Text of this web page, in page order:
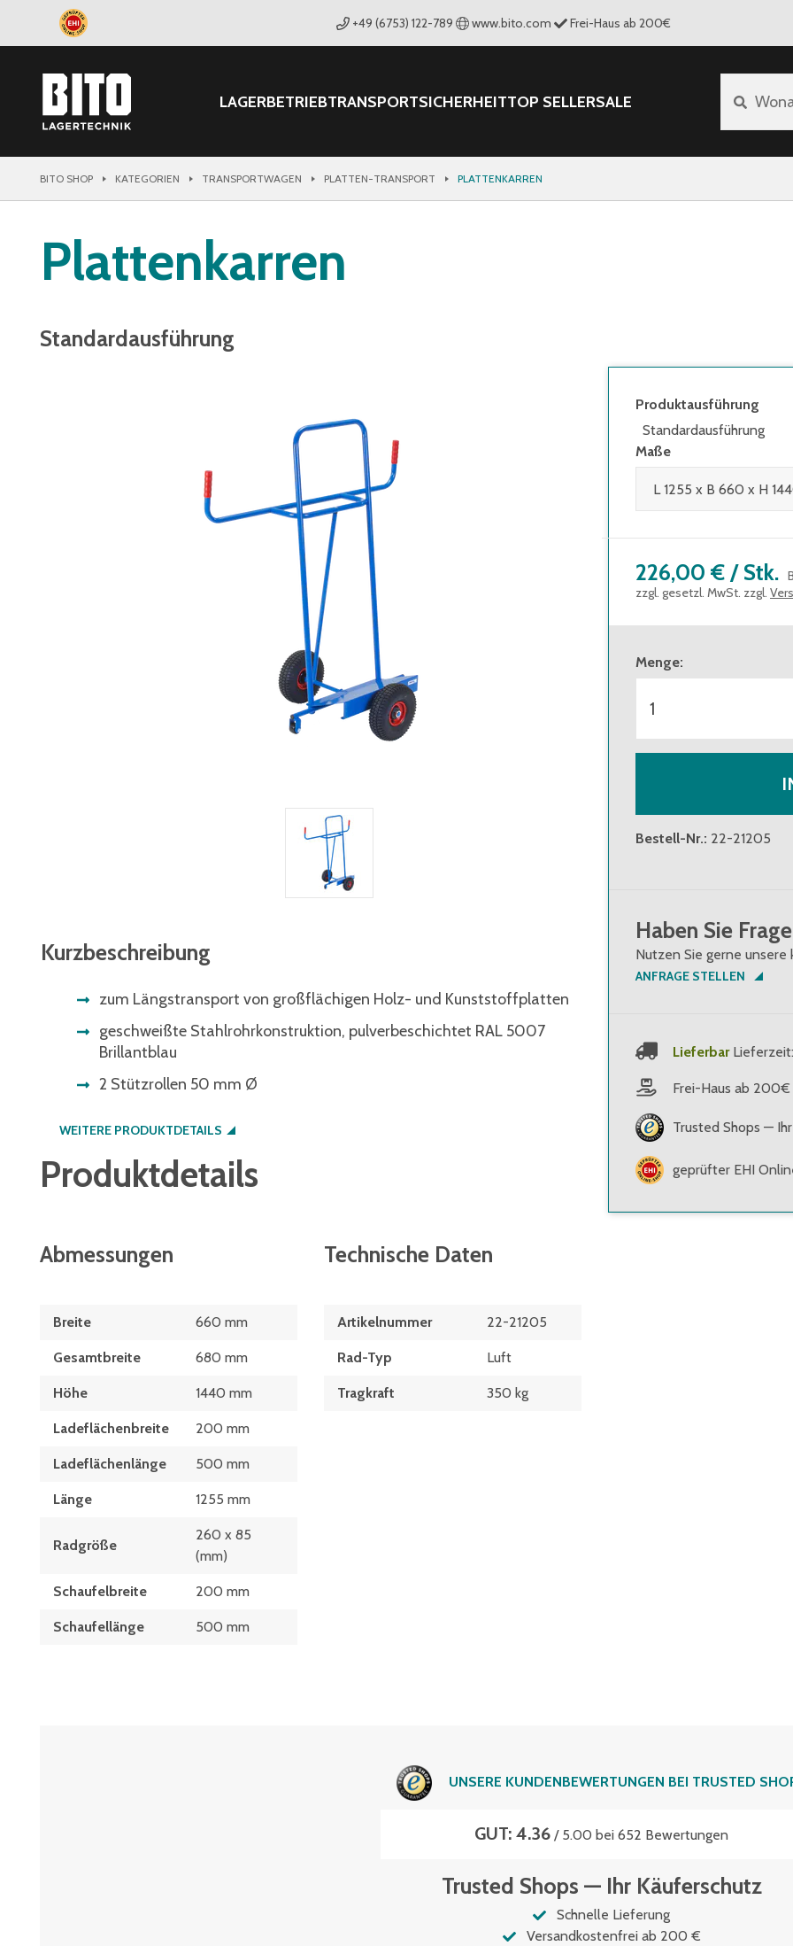
+49 (6753) 122-789 www.bito.com Frei-Haus ab 200€
LAGERBETRIEBTRANSPORTSICHERHEITTOP SELLERSALE
BITO SHOP KATEGORIEN TRANSPORTWAGEN PLATTEN-TRANSPORT PLATTENKARREN
Plattenkarren
Standardausführung
Kurzbeschreibung
zum Längstransport von großflächigen Holz- und Kunststoffplatten
geschweißte Stahlrohrkonstruktion, pulverbeschichtet RAL 5007
Brillantblau
2 Stützrollen 50 mm Ø
WEITERE PRODUKTDETAILS
Produktdetails
Abmessungen
Breite 660 mm
Gesamtbreite 680 mm
Höhe 1440 mm
Ladeflächenbreite 200 mm
Ladeflächenlänge 500 mm
Länge 1255 mm
Radgröße
260 x 85
(mm)
Schaufelbreite 200 mm
Schaufellänge 500 mm
Technische Daten
Artikelnummer 22-21205
Rad-Typ Luft
Tragkraft 350 kg
Produktausführung
Standardausführung
Maße
226,00 € / Stk.
zzgl. gesetzl. MwSt. zzgl.
Menge:
Bestell-Nr.: 22-21205
Haben Sie
Nutzen Sie gerne unsere
ANFRAGE STELLEN
Lieferbar
Frei-Haus ab 200€
Trusted Shops —
geprüfter EHI
UNSERE KUNDENBEWERTUNGEN BEI TRUSTED
GUT: 4.36 / 5.00 bei 652 Bewertungen
Trusted Shops — Ihr Käuferschutz
Schnelle Lieferung
Versandkostenfrei ab 200 €